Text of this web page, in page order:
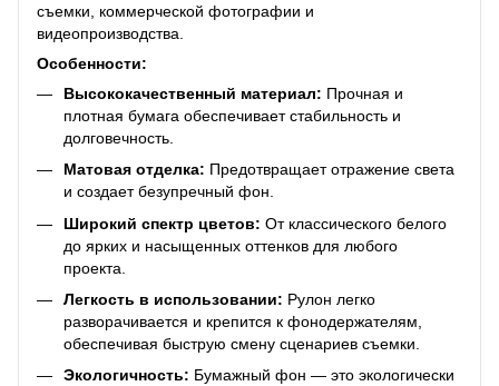
съемки, коммерческой фотографии и
видеопроизводства.
Особенности:
Высококачественный материал: Прочная и
плотная бумага обеспечивает стабильность и
долговечность.
Матовая отделка: Предотвращает отражение света
и создает безупречный фон.
Широкий спектр цветов: От классического белого
до ярких и насыщенных оттенков для любого
проекта.
Легкость в использовании: Рулон легко
разворачивается и крепится к фонодержателям,
обеспечивая быструю смену сценариев съемки.
Экологичность: Бумажный фон — это экологически